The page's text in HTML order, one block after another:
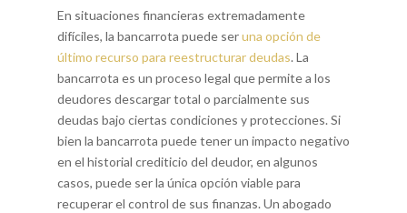
En situaciones financieras extremadamente
difíciles, la bancarrota puede seruna opción de
último recurso para reestructurar deudas. La
bancarrota es un proceso legal que permite a los
deudores descargar total o parcialmente sus
deudas bajo ciertas condiciones y protecciones. Si
bien la bancarrota puede tener un impacto negativo
en el historial crediticio del deudor, en algunos
casos, puede ser la única opción viable para
recuperar el control de sus finanzas. Un abogado